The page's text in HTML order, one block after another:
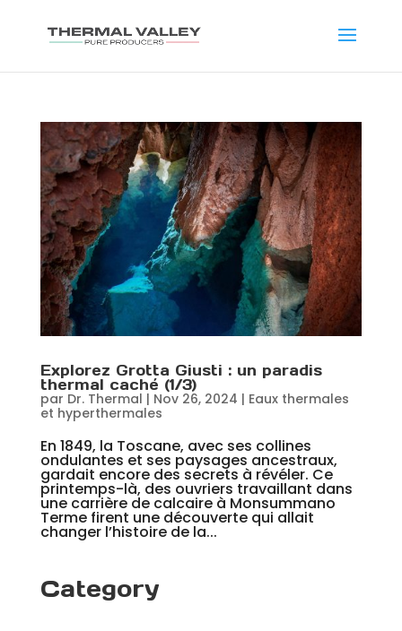
Explorez Grotta Giusti : un paradis
thermal caché (1/3)
par Dr. Thermal | Nov 26, 2024 | Eaux thermales
et hyperthermales
En 1849, la Toscane, avec ses collines
ondulantes et ses paysages ancestraux,
gardait encore des secrets à révéler. Ce
printemps-là, des ouvriers travaillant dans
une carrière de calcaire à Monsummano
Terme firent une découverte qui allait
changer l’histoire de la...
Category